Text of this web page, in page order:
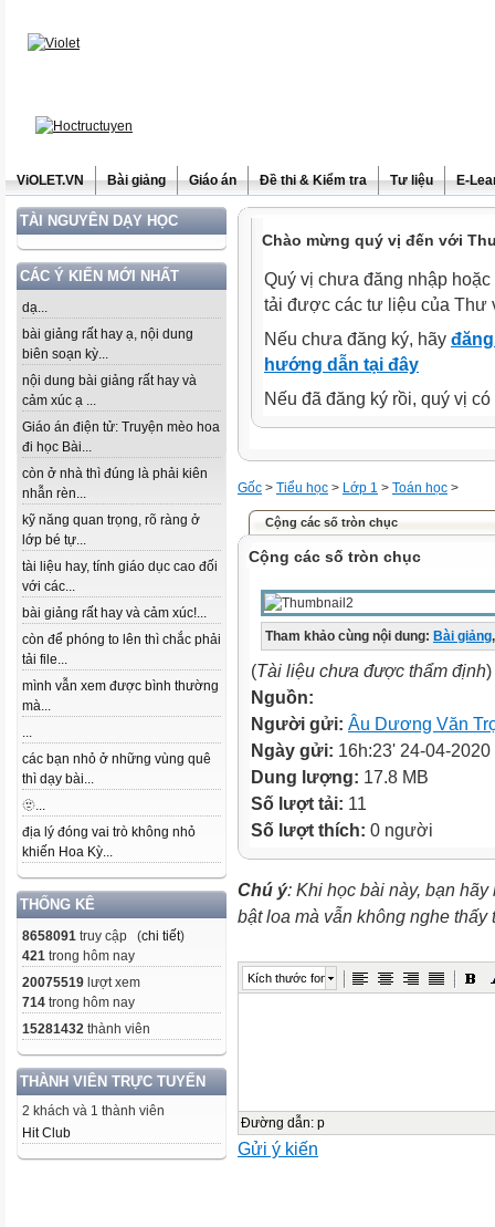
ViOLET.VN Bài giảng Giáo án Đề thi & Kiểm tra Tư liệu E-
TÀI NGUYÊN DẠY HỌC
CÁC Ý KIẾN MỚI NHẤT
dạ...
bài giảng rất hay ạ, nội dung
biên soạn kỳ...
nội dung bài giảng rất hay và
cảm xúc ạ ...
Giáo án điện tử: Truyện mèo hoa
đi học Bài...
còn ở nhà thì đúng là phải kiên
nhẫn rèn...
kỹ năng quan trọng, rõ ràng ở
lớp bé tự...
tài liệu hay, tính giáo dục cao đối
với các...
bài giảng rất hay và cảm xúc!...
còn để phóng to lên thì chắc phải
tải file...
mình vẫn xem được bình thường
mà...
...
các bạn nhỏ ở những vùng quê
thì dạy bài...
🫥...
địa lý đóng vai trò không nhỏ
khiến Hoa Kỳ...
THỐNG KÊ
8658091 truy cập (chi tiết)
421 trong hôm nay
20075519 lượt xem
714 trong hôm nay
15281432 thành viên
THÀNH VIÊN TRỰC TUYẾN
2 khách và 1 thành viên
Hit Club
Chào mừng quý vị đến với
Quý vị chưa đăng nhập
tải được các tư liệu của Thư
Nếu chưa đăng ký, hãy
hướng dẫn tại đây
Nếu đã đăng ký rồi, quý vị
Gốc > Tiểu học > Lớp 1 > Toán học >
Cộng các số tròn chục
Cộng các số tròn chục
Tham khảo cùng nội dung: Bài giảng,
(Tài liệu chưa được thẩm định)
Nguồn:
Người gửi: Âu Dương Văn
Ngày gửi: 16h:23' 24-04-2020
Dung lượng: 17.8 MB
Số lượt tải: 11
Số lượt thích: 0 người
Chú ý: Khi học bài này, bạn
bật loa mà vẫn không nghe
Kích thước font
Đường dẫn: p
Gửi ý kiến